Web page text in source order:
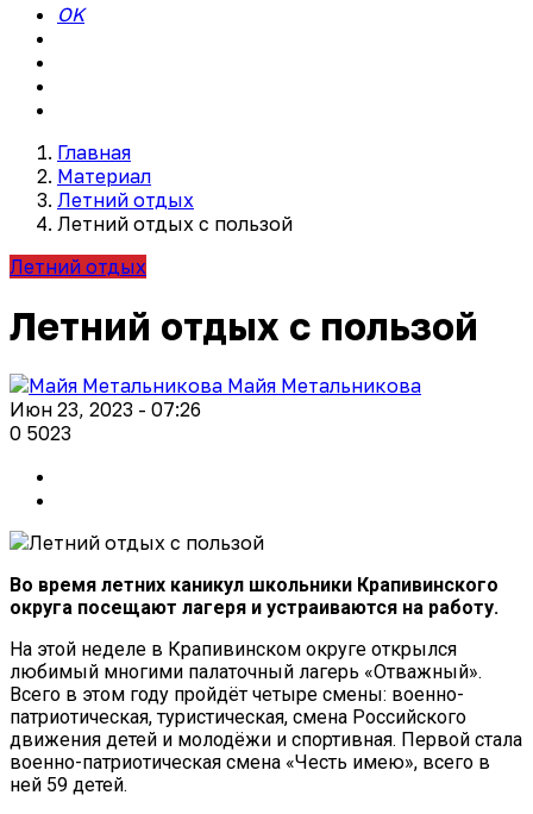
OK
Главная
Материал
Летний отдых
Летний отдых с пользой
Летний отдых
Летний отдых с пользой
Майя Метальникова
Июн 23, 2023 - 07:26
0 5023
Во время летних каникул школьники Крапивинского
округа посещают лагеря и устраиваются на работу.
На этой неделе в Крапивинском округе открылся
любимый многими палаточный лагерь «Отважный».
Всего в этом году пройдёт четыре смены: военно-
патриотическая, туристическая, смена Российского
движения детей и молодёжи и спортивная. Первой стала
военно-патриотическая смена «Честь имею», всего в
ней 59 детей.